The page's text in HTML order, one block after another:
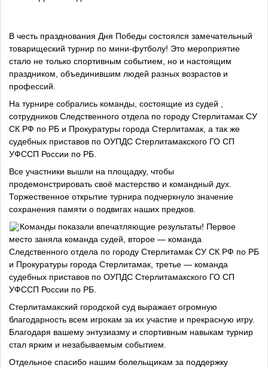
В честь празднования Дня Победы состоялся замечательный
товарищеский турнир по мини-футболу! Это мероприятие
стало не только спортивным событием, но и настоящим
праздником, объединившим людей разных возрастов и
профессий.
На турнире собрались команды, состоящие из судей ,
сотрудников Следственного отдела по городу Стерлитамак СУ
СК РФ по РБ и Прокуратуры города Стерлитамак, а так же
судебных приставов по ОУПДС Стерлитамакского ГО СП
УФССП России по РБ.
Все участники вышли на площадку, чтобы
продемонстрировать своё мастерство и командный дух.
Торжественное открытие турнира подчеркнуло значение
сохранения памяти о подвигах наших предков.
Команды показали впечатляющие результаты! Первое
место заняла команда судей, второе — команда
Следственного отдела по городу Стерлитамак СУ СК РФ по РБ
и Прокуратуры города Стерлитамак, третье — команда
судебных приставов по ОУПДС Стерлитамакского ГО СП
УФССП России по РБ.
Стерлитамакский городской суд выражает огромную
благодарность всем игрокам за их участие и прекрасную игру.
Благодаря вашему энтузиазму и спортивным навыкам турнир
стал ярким и незабываемым событием.
Отдельное спасибо нашим болельщикам за поддержку